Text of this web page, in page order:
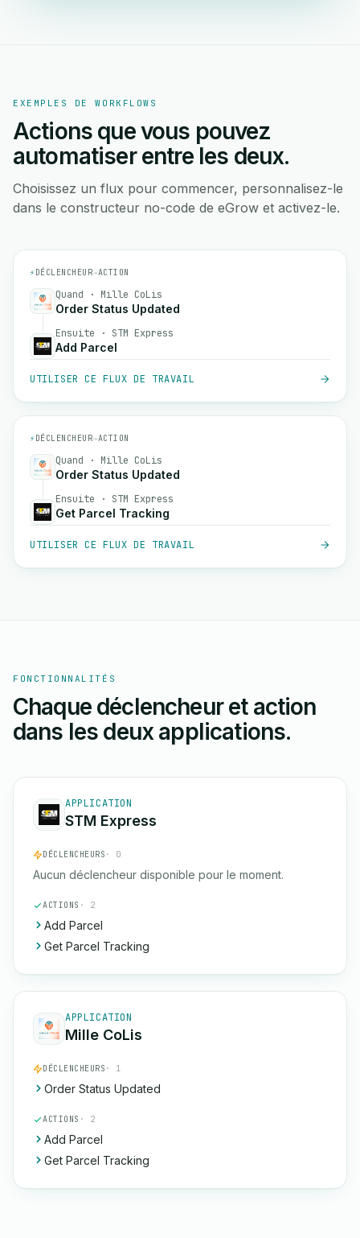
EXEMPLES DE WORKFLOWS
Actions que vous pouvez
automatiser entre les deux.
Choisissez un flux pour commencer, personnalisez-le
dans le constructeur no-code de eGrow et activez-le.
⚡ DÉCLENCHEUR→ACTION
Quand · Mille CoLis
Order Status Updated
Ensuite · STM Express
Add Parcel
UTILISER CE FLUX DE TRAVAIL
⚡ DÉCLENCHEUR→ACTION
Quand · Mille CoLis
Order Status Updated
Ensuite · STM Express
Get Parcel Tracking
UTILISER CE FLUX DE TRAVAIL
FONCTIONNALITÉS
Chaque déclencheur et action
dans les deux applications.
APPLICATION
STM Express
DÉCLENCHEURS · 0
Aucun déclencheur disponible pour le moment.
ACTIONS · 2
Add Parcel
Get Parcel Tracking
APPLICATION
Mille CoLis
DÉCLENCHEURS · 1
Order Status Updated
ACTIONS · 2
Add Parcel
Get Parcel Tracking